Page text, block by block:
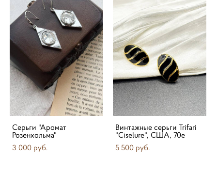
Серьги "Аромат
Розенхольма"
3 000 pуб.
Винтажные серьги Trifari
"Ciselure", США, 70е
5 500 pуб.